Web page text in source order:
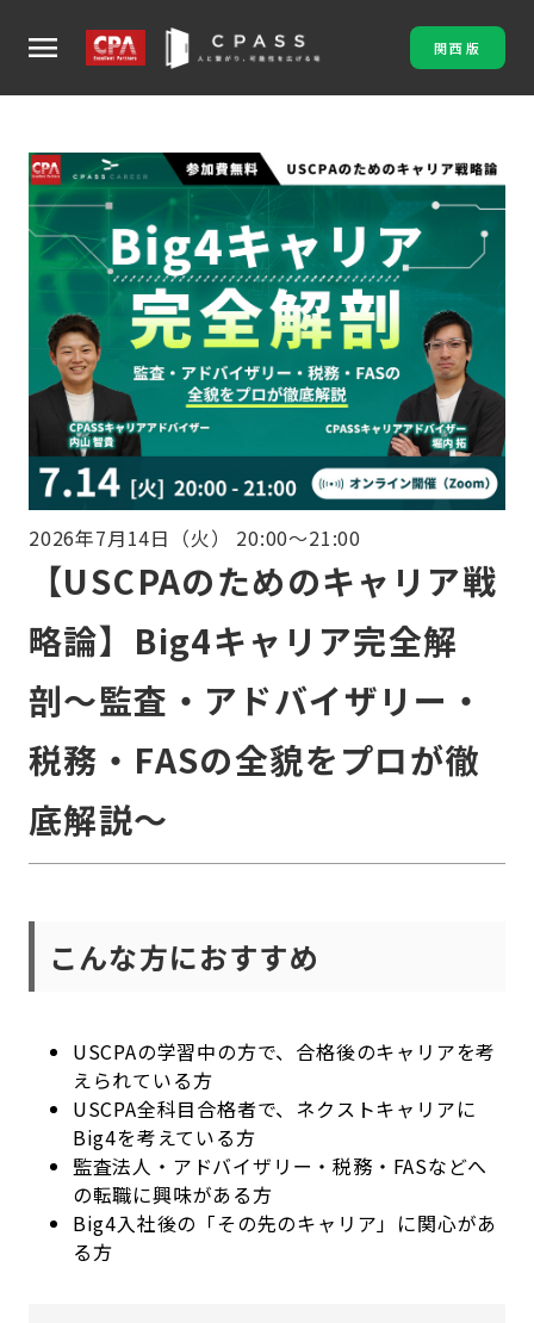
menu 関西版
2026年7月14日（火） 20:00～21:00
【USCPAのためのキャリア戦
略論】Big4キャリア完全解
剖〜監査・アドバイザリー・
税務・FASの全貌をプロが徹
底解説〜
こんな方におすすめ
USCPAの学習中の方で、合格後のキャリアを考
えられている方
USCPA全科目合格者で、ネクストキャリアに
Big4を考えている方
監査法人・アドバイザリー・税務・FASなどへ
の転職に興味がある方
Big4入社後の「その先のキャリア」に関心があ
る方